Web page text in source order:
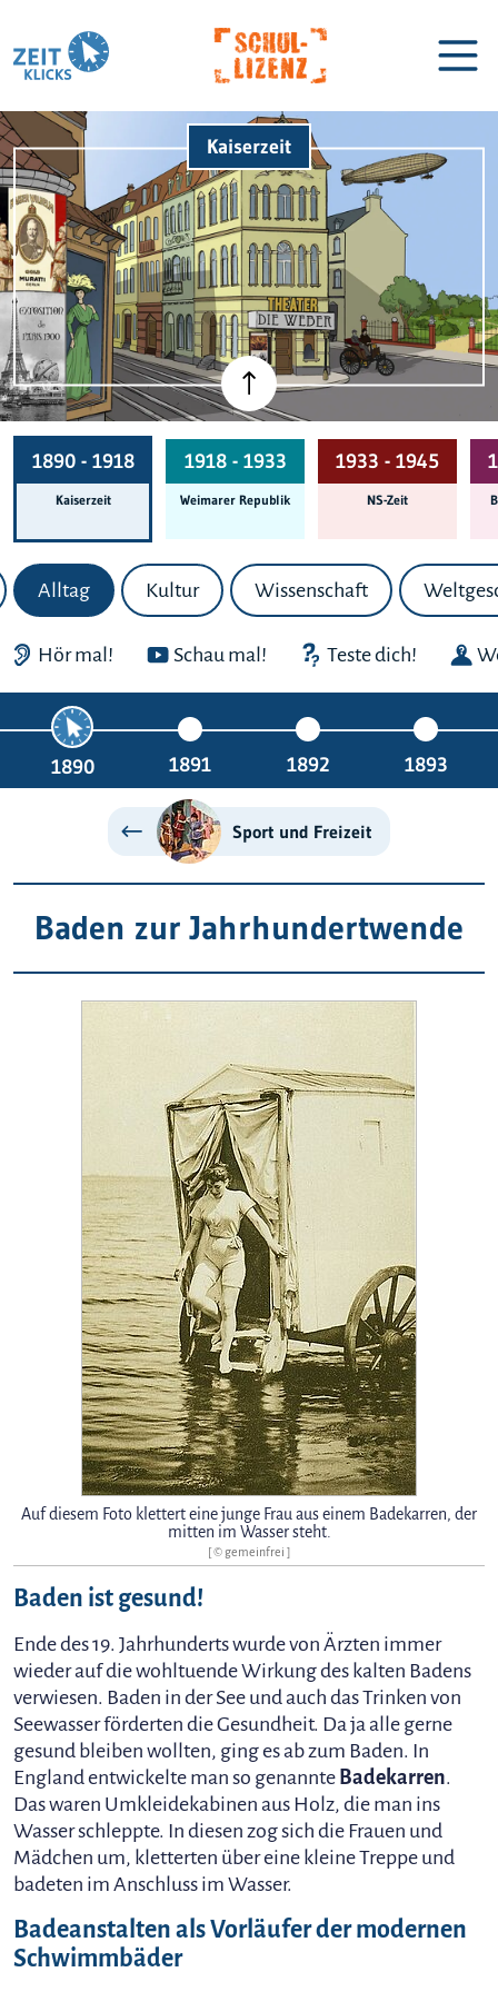
Biographien Lexikon
Kaiserzeit
1890 - 1918
Kaiserzeit
1918 - 1933
Weimarer Republik
1933 - 1945
NS-Zeit
Alltag Kultur Wissenschaft
Hör mal! Schau mal! Teste dich!
1890 1891 1892 1893
Sport und Freizeit
Baden zur Jahrhundertwende
Auf diesem Foto klettert eine junge Frau aus einem Badekarren, der
mitten im Wasser steht.
[ © gemeinfrei ]
Baden ist gesund!
Ende des 19. Jahrhunderts wurde von Ärzten immer
wieder auf die wohltuende Wirkung des kalten Badens
verwiesen. Baden in der See und auch das Trinken von
Seewasser förderten die Gesundheit. Da ja alle gerne
gesund bleiben wollten, ging es ab zum Baden. In
England entwickelte man so genannte Badekarren.
Das waren Umkleidekabinen aus Holz, die man ins
Wasser schleppte. In diesen zog sich die Frauen und
Mädchen um, kletterten über eine kleine Treppe und
badeten im Anschluss im Wasser.
Badeanstalten als Vorläufer der modernen
Schwimmbäder